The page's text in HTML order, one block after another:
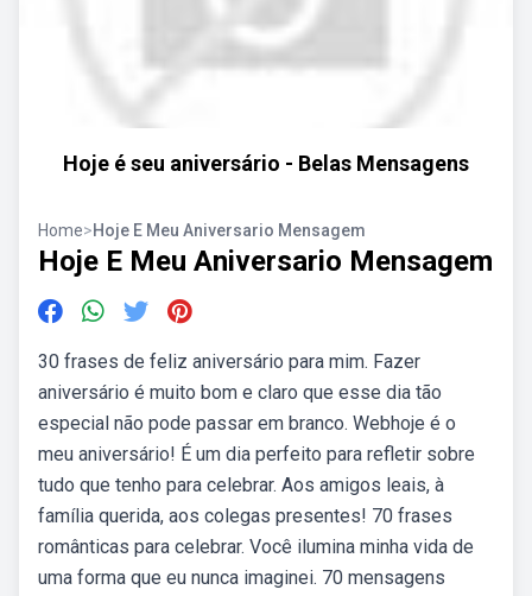
Hoje é seu aniversário - Belas Mensagens
Home>Hoje E Meu Aniversario Mensagem
Hoje E Meu Aniversario Mensagem
30 frases de feliz aniversário para mim. Fazer
aniversário é muito bom e claro que esse dia tão
especial não pode passar em branco. Webhoje é o
meu aniversário! É um dia perfeito para refletir sobre
tudo que tenho para celebrar. Aos amigos leais, à
família querida, aos colegas presentes! 70 frases
românticas para celebrar. Você ilumina minha vida de
uma forma que eu nunca imaginei. 70 mensagens